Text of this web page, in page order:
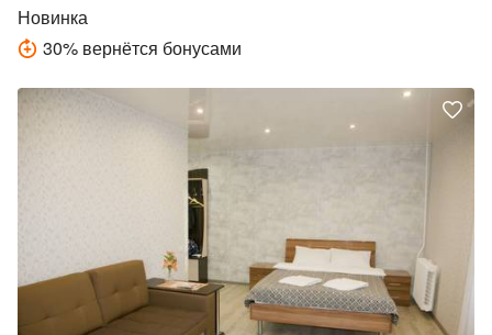
Новинка
30% вернётся бонусами